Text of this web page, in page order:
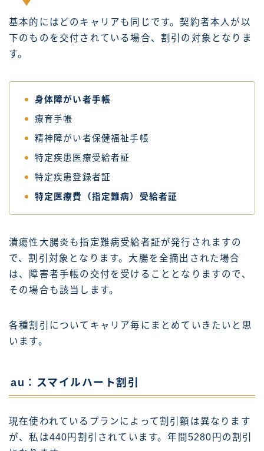
基本的にはどのキャリアも同じです。契約者本人が以
下のものを交付されている場合、割引の対象となりま
す。
身体障がい者手帳
療育手帳
精神障がい者保健福祉手帳
特定疾患医療受給者証
特定疾患登録者証
特定医療費（指定難病）受給者証
潰瘍性大腸炎も指定難病受給者証が発行されますの
で、割引対象となります。大腸を全摘出された場合
は、障害者手帳の交付を受けることとなりますので、
その場合も該当します。
各種割引についてキャリア毎にまとめていきたいと思
います。
au：スマイルハート割引
現在使われているプランによって割引額は異なります
が、私は440円割引されています。年間5280円の割引